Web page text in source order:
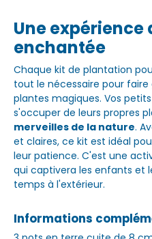
Une
enchantée
Chaque kit de plantation
tout le nécessaire pour
plantes magiques. Vos
s'occuper de leurs propres
merveilles de la nature.
et claires, ce kit est idéal
leur patience. C'est une
qui captivera les enfants et
temps à l'extérieur.
Informations